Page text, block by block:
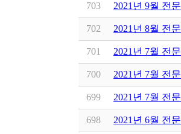
703 2021년 9월 전
702 2021년 8월 전
701 2021년 7월 전
700 2021년 7월 전
699 2021년 7월 전
698 2021년 6월 전